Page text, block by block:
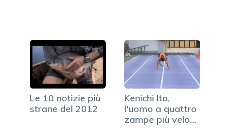
Le 10 notizie più
strane del 2012
Kenichi Ito,
l'uomo a quattro
zampe più veloce